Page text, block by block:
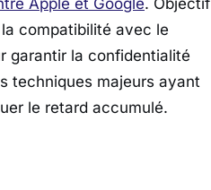
Apple et Google. Objectif
compatibilité avec le
garantir la confidentialité
techniques majeurs ayant
le retard accumulé.